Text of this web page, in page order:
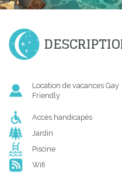
Location de vacances Gay
Friendly
Accès handicapés
Jardin
Piscine
Wifi